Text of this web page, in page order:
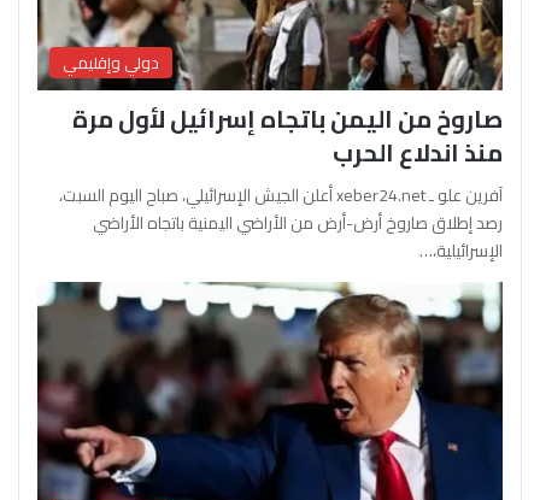
دولي وإقليمي
صاروخ من اليمن باتجاه إسرائيل لأول مرة
منذ اندلاع الحرب
آفرين علو ـ xeber24.net أعلن الجيش الإسرائيلي، صباح اليوم السبت،
رصد إطلاق صاروخ أرض-أرض من الأراضي اليمنية باتجاه الأراضي
الإسرائيلية،…